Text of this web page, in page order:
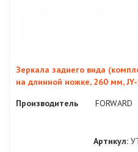
Зеркала заднего вида
на длинной ножке, 260 мм, JY-
Производитель
FORWARD
Артикул: